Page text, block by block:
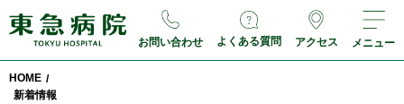
お問い合わせ よくある質問 アクセス メニュー
HOME /
新着情報